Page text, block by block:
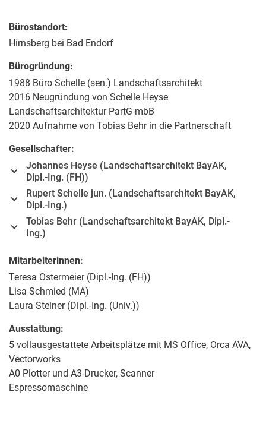
Bürostandort:
Hirnsberg bei Bad Endorf
Bürogründung:
1988 Büro Schelle (sen.) Landschaftsarchitekt
2016 Neugründung von Schelle Heyse
Landschaftsarchitektur PartG mbB
2020 Aufnahme von Tobias Behr in die Partnerschaft
Gesellschafter:
Johannes Heyse (Landschaftsarchitekt BayAK,
Dipl.-Ing. (FH))
Rupert Schelle jun. (Landschaftsarchitekt BayAK,
Dipl.-Ing.)
Tobias Behr (Landschaftsarchitekt BayAK, Dipl.-
Ing.)
Mitarbeiterinnen:
Teresa Ostermeier (Dipl.-Ing. (FH))
Lisa Schmied (MA)
Laura Steiner (Dipl.-Ing. (Univ.))
Ausstattung:
5 vollausgestattete Arbeitsplätze mit MS Office, Orca AVA,
Vectorworks
A0 Plotter und A3-Drucker, Scanner
Espressomaschine